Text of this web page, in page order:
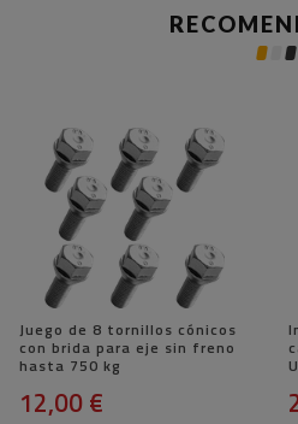
Juego de 8 tornillos cónicos
con brida para eje sin freno
hasta 750 kg
12,00 €